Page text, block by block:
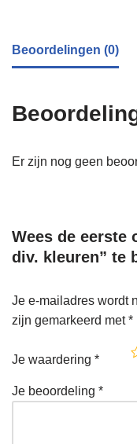
Beoordelingen (0)
Er zijn nog geen
Wees de eerste
div. kleuren” te
Je e-mailadres wordt
zijn gemarkeerd met*
Je waardering *
Je beoordeling *